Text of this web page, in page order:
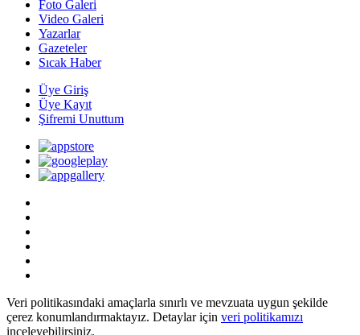
Foto Galeri
Video Galeri
Yazarlar
Gazeteler
Sıcak Haber
Üye Giriş
Üye Kayıt
Şifremi Unuttum
Veri politikasındaki amaçlarla sınırlı ve mevzuata uygun şekilde
çerez konumlandırmaktayız. Detaylar için veri politikamızı
inceleyebilirsiniz.